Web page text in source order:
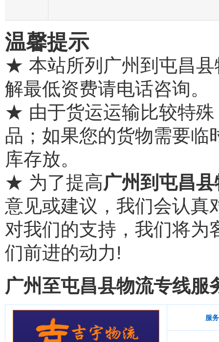
温馨提示
★ 本站所列广州到屯昌县
解最低资费请电话咨询。
★ 由于货运运输比较特殊
品；如果您的货物需要临
库存放。
★ 为了提高广州到屯昌
意见或建议，我们会认真
对我们的支持，我们将为
们前进的动力!
广州至屯昌县物流专线服
服